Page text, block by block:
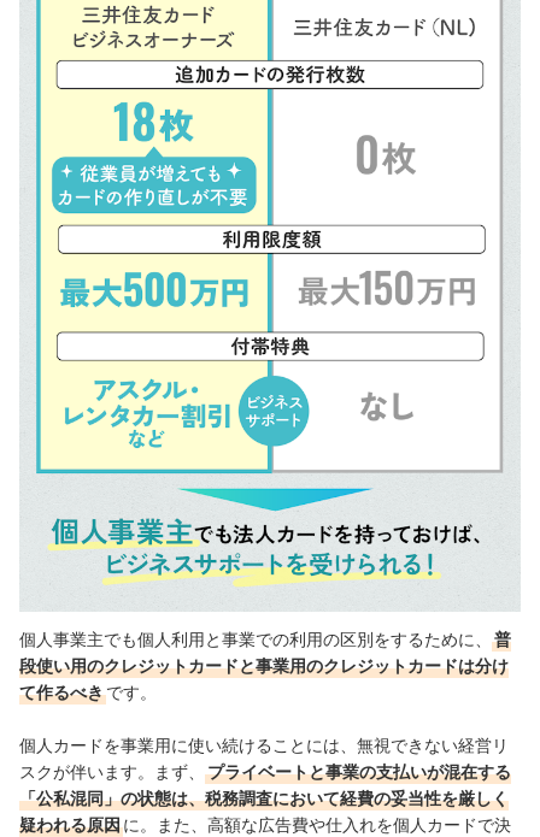
個人事業主でも個人利用と事業での利用の区別をするために
普
段使い用のクレジットカードと事業用のクレジットカードは分け
て作るべきです。
個人カードを事業用に使い続けることには、無視できない経営リ
スクが伴います。まず、
プライベートと事業の支払いが混在する
「公私混同」の状態は、税務調査において経費の妥当性を厳しく
疑われる原因に。また、高額な広告費や仕入れを個人カードで決